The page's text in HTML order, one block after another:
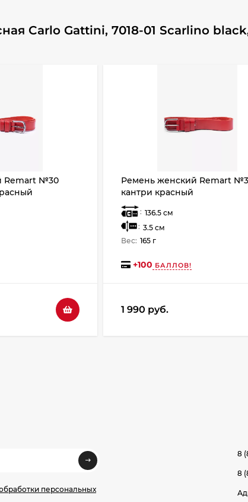
Carlo Gattini, 7018-01 Scarlino
Remart №30
Ремень женский Remart
кантри красный
: 136.5 см
: 3.5 см
Вес: 165 г
+100 БАЛЛОВ!
1 990 руб.
персональных
8
8